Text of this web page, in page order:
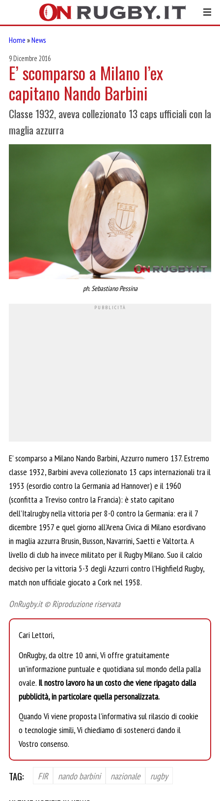
Home »News
9 Dicembre 2016
E’ scomparso a Milano l’ex
capitano Nando Barbini
Classe 1932, aveva collezionato 13 caps ufficiali con la
maglia azzurra
ph. Sebastiano Pessina
E’ scomparso a Milano Nando Barbini, Azzurro numero 137. Estremo
classe 1932, Barbini aveva collezionato 13 caps internazionali tra il
1953 (esordio contro la Germania ad Hannover) e il 1960
(sconfitta a Treviso contro la Francia): è stato capitano
dell’Italrugby nella vittoria per 8-0 contro la Germania: era il 7
dicembre 1957 e quel giorno all’Arena Civica di Milano esordivano
in maglia azzurra Brusin, Busson, Navarrini, Saetti e Valtorta. A
livello di club ha invece militato per il Rugby Milano. Suo il calcio
decisivo per la vittoria 5-3 degli Azzurri contro l’Highfield Rugby,
match non ufficiale giocato a Cork nel 1958.
OnRugby.it © Riproduzione riservata
Cari Lettori,
OnRugby, da oltre 10 anni, Vi offre gratuitamente
un’informazione puntuale e quotidiana sul mondo della palla
ovale. Il nostro lavoro ha un costo che viene ripagato dalla
pubblicità, in particolare quella personalizzata.
Quando Vi viene proposta l’informativa sul rilascio di cookie
o tecnologie simili, Vi chiediamo di sostenerci dando il
Vostro consenso.
TAG: FIR nando barbini nazionale rugby